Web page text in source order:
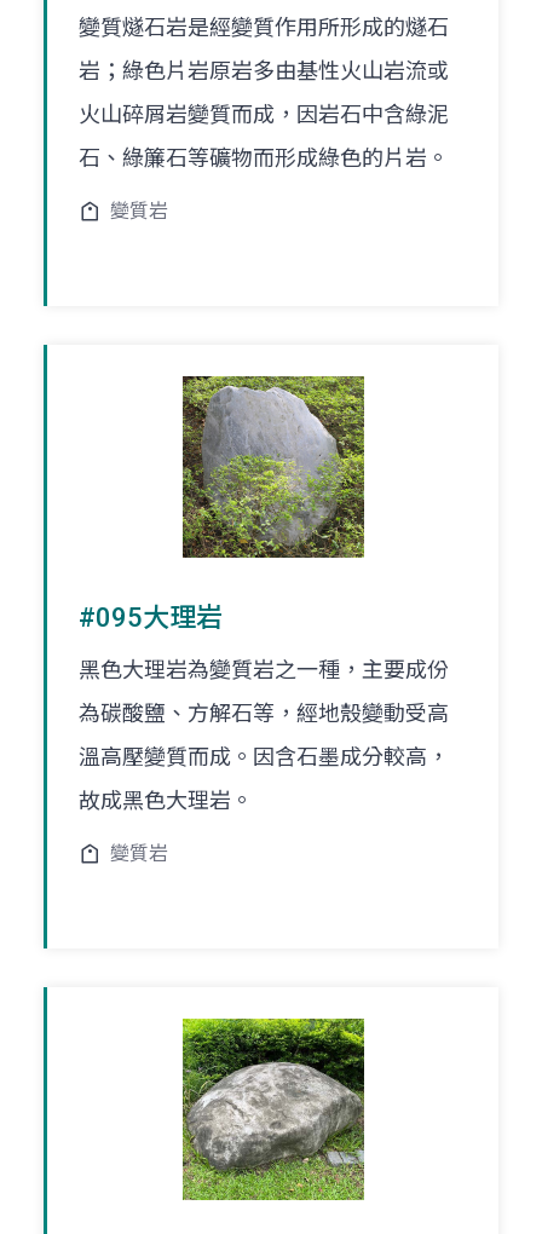
變質燧石岩是經變質作用所形成的燧石
岩；綠色片岩原岩多由基性火山岩流或
火山碎屑岩變質而成，因岩石中含綠泥
石、綠簾石等礦物而形成綠色的片岩。
變質岩
#095大理岩
黑色大理岩為變質岩之一種，主要成份
為碳酸鹽、方解石等，經地殼變動受高
溫高壓變質而成。因含石墨成分較高，
故成黑色大理岩。
變質岩